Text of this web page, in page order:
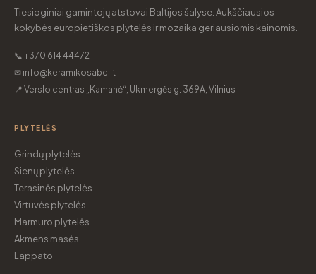
Tiesioginiai gamintojų atstovai Baltijos šalyse. Aukščiausios
kokybės europietiškos plytelės ir mozaika geriausiomis kainomis.
📞 +370 614 44472
✉ info@keramikosabc.lt
📍 Verslo centras „Kamanė“, Ukmergės g. 369A, Vilnius
PLYTELĖS
Grindų plytelės
Sienų plytelės
Terasinės plytelės
Virtuvės plytelės
Marmuro plytelės
Akmens masės
Lappato